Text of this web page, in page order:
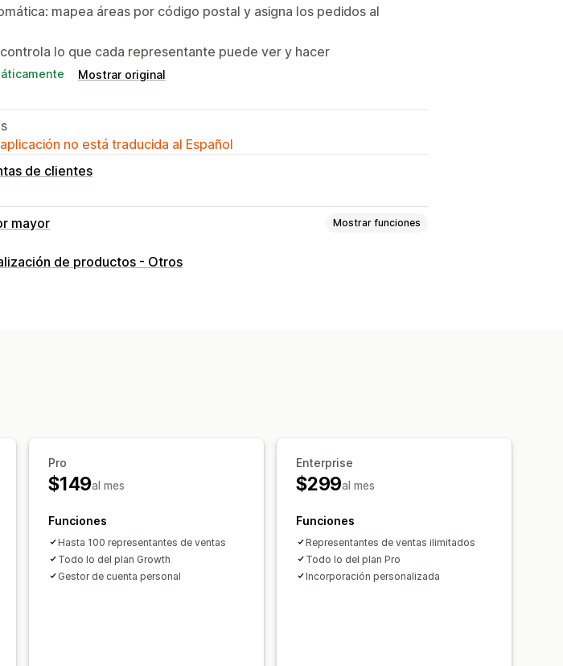
mapea áreas por código postal y asigna los pedidos al
lo que cada representante puede ver y hacer
Mostrar original
no está traducida al Español
de clientes
mayor Mostrar funciones
de precio
de productos - Otros
Pro
$149al mes
Funciones
Hasta 100 representantes de ventas
Todo lo del plan Growth
Gestor de cuenta personal
Enterprise
$299al mes
Funciones
Representantes de ventas ilimitados
Todo lo del plan Pro
Incorporación personalizada